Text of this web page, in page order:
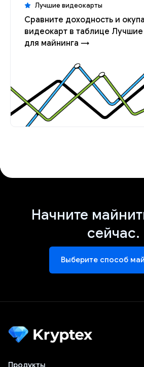
Лучшие видеокарты
Сравните доходность и
видеокарт в таблице
для майнинга →
Начните
сейчас.
Выберите способ
Продукты